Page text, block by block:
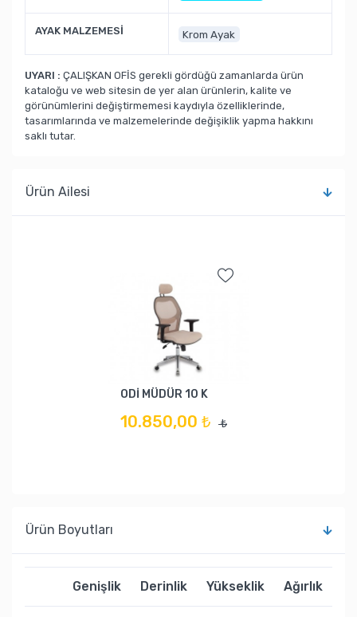
AYAK MALZEMESİ Krom Ayak
UYARI : ÇALIŞKAN OFİS gerekli gördüğü zamanlarda ürün
kataloğu ve web sitesin de yer alan ürünlerin, kalite ve
görünümlerini değiştirmemesi kaydıyla özelliklerinde,
tasarımlarında ve malzemelerinde değişiklik yapma hakkını
saklı tutar.
Ürün Ailesi
ODİ MÜDÜR 10 K
10.850,00 ₺ ₺
Ürün Boyutları
Genişlik Derinlik Yükseklik Ağırlık